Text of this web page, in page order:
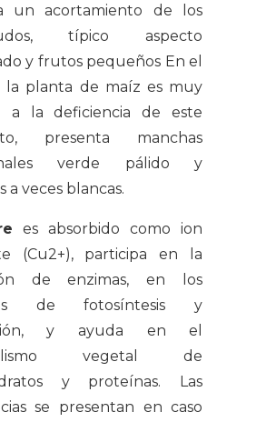
un acortamiento de los
típico aspecto
y frutos pequeños En el
la planta de maíz es muy
a la deficiencia de este
presenta manchas
verde pálido y
a veces blancas.
es absorbido como ion
(Cu2+), participa en la
de enzimas, en
los
de fotosíntesis y
y ayuda en el
vegetal de
y proteínas. Las
se presentan en caso